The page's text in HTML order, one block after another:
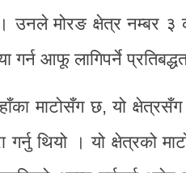
। उनले मोरङ क्षेत्र
आफू लागिपर्ने
माटोसँग छ, यो
थियो । यो क्षेत्रको